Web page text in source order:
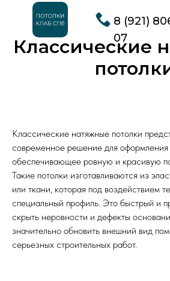
8 (921)
07
Классические
Классические натяжные потолки
современное решение для оформления
обеспечивающее ровную и красивую
Такие потолки изготавливаются из
или ткани, которая под воздействием
специальный профиль. Это быстрый и
скрыть неровности и дефекты
значительно обновить внешний вид
серьезных строительных работ.